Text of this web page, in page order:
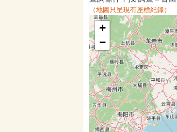
（地圖只呈現有座標紀錄）
map
+
−